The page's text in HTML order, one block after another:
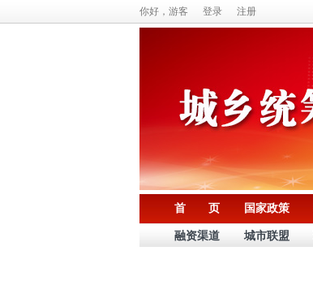
你好，游客 登录 注册
首 页 国家政策
融资渠道 城市联盟